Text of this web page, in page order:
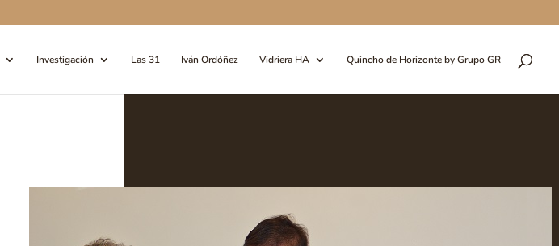
Investigación Las 31 Iván Ordóñez Vidriera HA Quincho de Horizonte by Grupo GR